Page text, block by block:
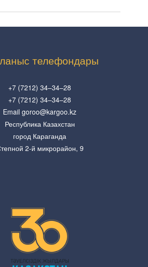
телефондары
+7 (7212) 34–34–28
+7 (7212) 34–34–28
Email goroo@kargoo.kz
Республика Казахстан
город Караганда
2-й микрорайон, 9